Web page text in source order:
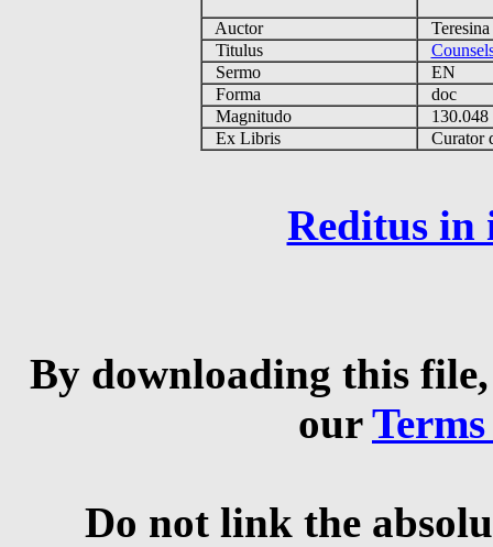
Auctor
Titulus
Sermo
EN
Forma
doc
Magnitudo
Ex Libris
Curator
Reditus in
By downloading this
our
Do not link the